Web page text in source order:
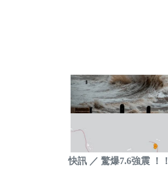
快訊 ／ 驚爆7.6強震 ！！